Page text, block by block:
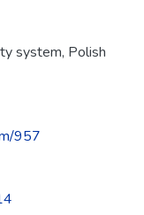
system, Polish
957